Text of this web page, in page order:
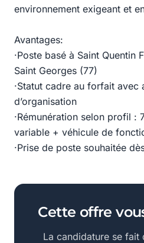
environnement exigeant et
Avantages:
·Poste basé à Saint Quentin
Saint Georges (77)
·Statut cadre au forfait avec
d’organisation
·Rémunération selon profil :
variable + véhicule de
·Prise de poste souhaitée
Cette offre
La candidature se fait